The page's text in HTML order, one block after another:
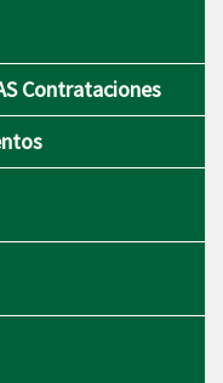
Contrataciones